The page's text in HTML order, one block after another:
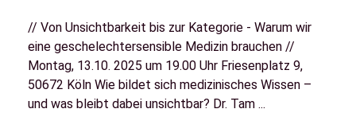
// Von Unsichtbarkeit bis zur Kategorie - Warum wir
eine geschelechtersensible Medizin brauchen //
Montag, 13.10. 2025 um 19.00 Uhr Friesenplatz 9,
50672 Köln Wie bildet sich medizinisches Wissen –
und was bleibt dabei unsichtbar? Dr. Tam ...